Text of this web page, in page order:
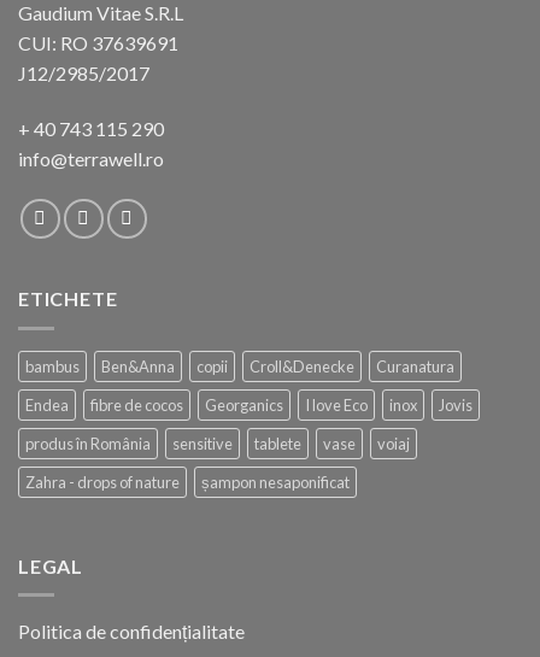
Gaudium Vitae S.R.L
CUI: RO 37639691
J12/2985/2017
+ 40 743 115 290
info@terrawell.ro
ETICHETE
bambus Ben&Anna copii Croll&Denecke
Curanatura
Endea
fibre de cocos Georganics I love Eco inox
Jovis
produs în România
sensitive tablete vase
voiaj
Zahra - drops of nature
șampon nesaponificat
LEGAL
Politica de confidențialitate